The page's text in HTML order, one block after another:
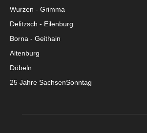
Wurzen - Grimma
Delitzsch - Eilenburg
Borna - Geithain
Altenburg
Döbeln
25 Jahre SachsenSonntag